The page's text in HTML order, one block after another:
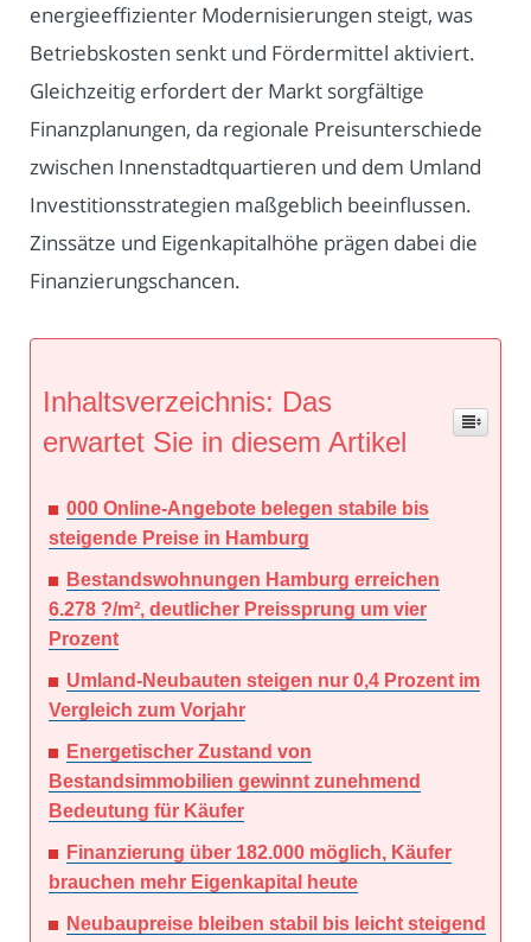
energieeffizienter Modernisierungen steigt, was
Betriebskosten senkt und Fördermittel aktiviert.
Gleichzeitig erfordert der Markt sorgfältige
Finanzplanungen, da regionale Preisunterschiede
zwischen Innenstadtquartieren und dem Umland
Investitionsstrategien maßgeblich beeinflussen.
Zinssätze und Eigenkapitalhöhe prägen dabei die
Finanzierungschancen.
Inhaltsverzeichnis: Das
erwartet Sie in diesem Artikel
000 Online-Angebote belegen stabile bis
steigende Preise in Hamburg
Bestandswohnungen Hamburg erreichen
6.278 ?/m², deutlicher Preissprung um vier
Prozent
Umland-Neubauten steigen nur 0,4 Prozent im
Vergleich zum Vorjahr
Energetischer Zustand von
Bestandsimmobilien gewinnt zunehmend
Bedeutung für Käufer
Finanzierung über 182.000 möglich, Käufer
brauchen mehr Eigenkapital heute
Neubaupreise bleiben stabil bis leicht steigend